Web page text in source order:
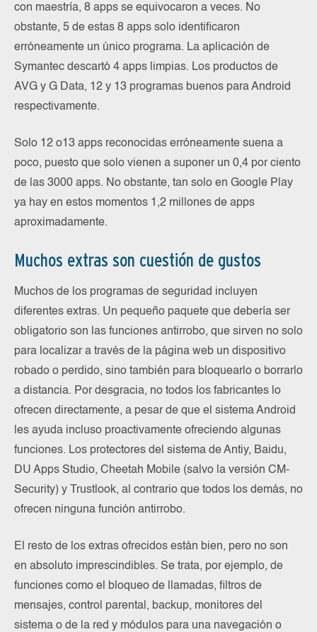
con maestría, 8 apps se equivocaron a veces. No
obstante, 5 de estas 8 apps solo identificaron
erróneamente un único programa. La aplicación de
Symantec descartó 4 apps limpias. Los productos de
AVG y G Data, 12 y 13 programas buenos para Android
respectivamente.
Solo 12 o13 apps reconocidas erróneamente suena a
poco, puesto que solo vienen a suponer un 0,4 por ciento
de las 3000 apps. No obstante, tan solo en Google Play
ya hay en estos momentos 1,2 millones de apps
aproximadamente.
Muchos extras son cuestión de gustos
Muchos de los programas de seguridad incluyen
diferentes extras. Un pequeño paquete que debería ser
obligatorio son las funciones antirrobo, que sirven no solo
para localizar a través de la página web un dispositivo
robado o perdido, sino también para bloquearlo o borrarlo
a distancia. Por desgracia, no todos los fabricantes lo
ofrecen directamente, a pesar de que el sistema Android
les ayuda incluso proactivamente ofreciendo algunas
funciones. Los protectores del sistema de Antiy, Baidu,
DU Apps Studio, Cheetah Mobile (salvo la versión CM-
Security) y Trustlook, al contrario que todos los demás, no
ofrecen ninguna función antirrobo.
El resto de los extras ofrecidos están bien, pero no son
en absoluto imprescindibles. Se trata, por ejemplo, de
funciones como el bloqueo de llamadas, filtros de
mensajes, control parental, backup, monitores del
sistema o de la red y módulos para una navegación o